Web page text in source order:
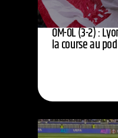
OM-OL (3-2) :
la course au